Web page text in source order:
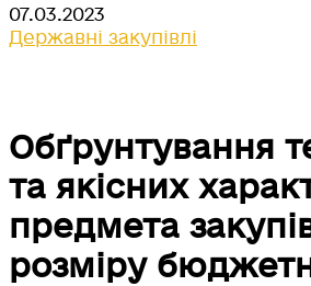
07.03.2023
Державні закупівлі
Обґрунтування
та якісних
предмета
розміру